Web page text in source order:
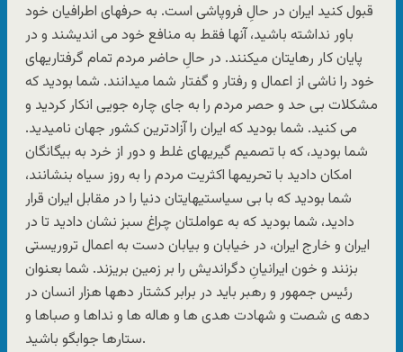
قبول کنید ایران در حالِ فروپاشی است. به حرفهای اطرافیان خود
باور نداشته باشید، آنها فقط به منافع خود می اندیشند و در
پایان کار رهایتان میکنند. در حالِ حاضر مردم تمام گرفتاریهای
خود را ناشی از اعمال و رفتار و گفتار شما میدانند. شما بودید که
مشکلات بی حد و حصر مردم را به جای چاره جویی انکار کردید و
می کنید. شما بودید که ایران را آزادترین کشور جهان نامیدید.
شما بودید، که با تصمیم گیریهای غلط و دور از خرد به بیگانگان
امکان دادید با تحریمها اکثریت مردم را به روز سیاه بنشانند،
شما بودید که با بی سیاستیهایتان دنیا را در مقابل ایران قرار
دادید، شما بودید که به عواملتان چراغ سبز نشان دادید تا در
ایران و خارج ایران، در خیابان و بیابان دست به اعمال تروریستی
بزنند و خون ایرانیانِ دگراندیش را بر زمین بریزند. شما بعنوان
رئیس جمهور و رهبر باید در برابر کشتار دهها هزار انسان در
دهه ی شصت و شهادت هدی ها و هاله ها و نداها و صباها و
ستارها جوابگو باشید.